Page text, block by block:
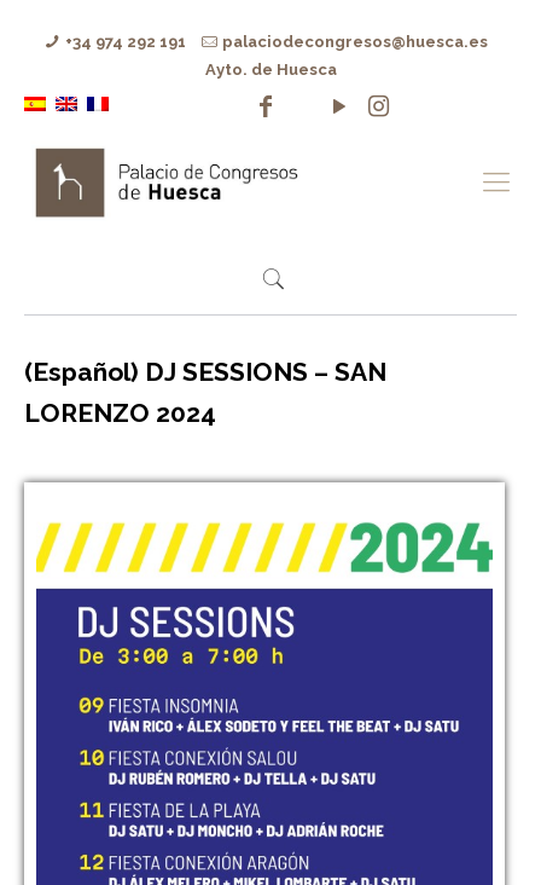
+34 974 292 191
palaciodecongresos@huesca.es
Ayto. de Huesca
(Español) DJ SESSIONS – SAN
LORENZO 2024